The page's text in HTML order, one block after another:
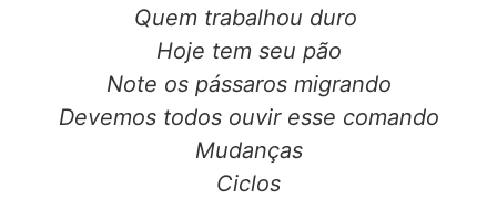
Quem trabalhou duro
Hoje tem seu pão
Note os pássaros migrando
Devemos todos ouvir esse comando
Mudanças
Ciclos